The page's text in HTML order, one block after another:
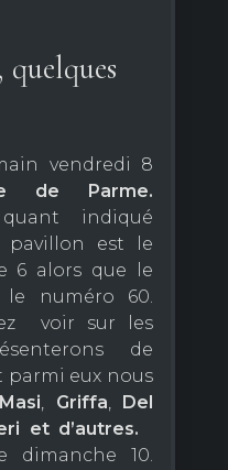
vendredi 8
de
Parme.
indiqué
pavillon est le
6 alors que le
numéro 60.
voir sur les
de
parmi eux nous
Masi, Griffa,
Del
et d’autres.
dimanche 10.